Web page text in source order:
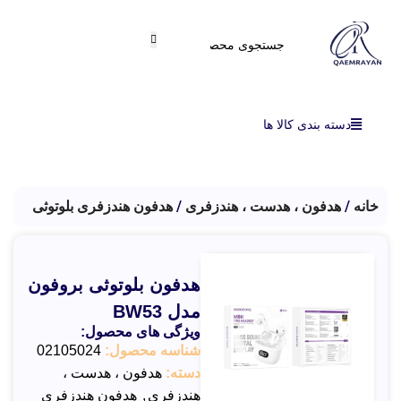
دسته بندی کالا ها
خانه هدفون ، هدست ، هندزفری هدفون هندزفری بلوتوثی
هدفون بلوتوثی بروفون
مدل BW53
ویژگی های محصول:
شناسه محصول: 02105024
دسته: هدفون ، هدست ،
هندزفری , هدفون هندزفری